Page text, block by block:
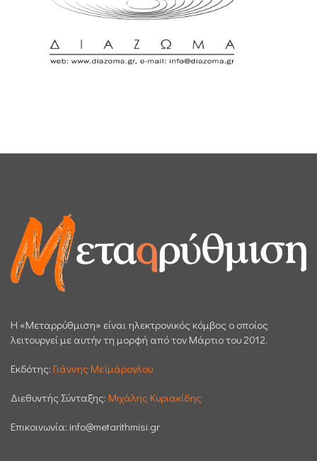
H «Μεταρρύθμιση» είναι ηλεκτρονικός κόμβος ο οποίος
λειτουργεί με αυτήν τη μορφή από τον Μάρτιο του 2012.
Εκδότης: Γιάννης Μεϊμάρογλου
Διεθυντής Σύνταξης: Μιχάλης Κυριακίδης
Επικοινωνία: info@metarithmisi.gr